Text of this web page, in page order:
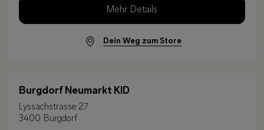
Mehr Details
Dein Weg zum Store
Burgdorf Neumarkt KID
Lyssachstrasse 27
3400 Burgdorf